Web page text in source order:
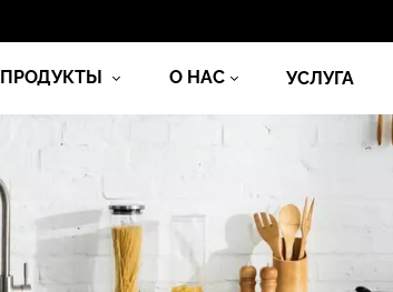
ПРОДУКТЫ О НАС УСЛУГА